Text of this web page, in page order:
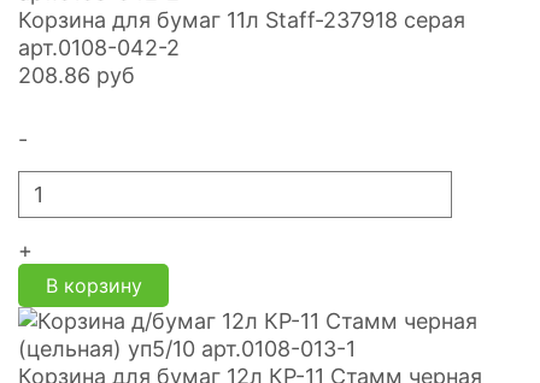
Корзина для бумаг 11л Staff-237918 серая
арт.0108-042-2
208.86 руб
-
+
В корзину
Корзина для бумаг 12л КР-11 Стамм черная